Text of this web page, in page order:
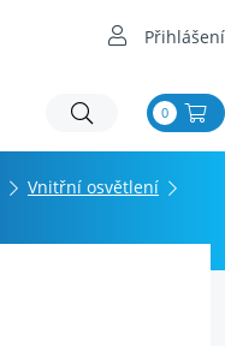
Přihlášení
0
Vnitřní osvětlení